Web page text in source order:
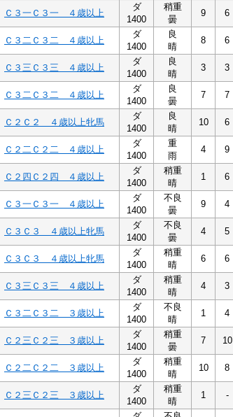
Ｃ３一Ｃ３一 ４歳以上
ダ
1400
稍重
曇
9 6
Ｃ３二Ｃ３二 ４歳以上
ダ
1400
良
晴
8 6
Ｃ３三Ｃ３三 ４歳以上
ダ
1400
良
晴
3 3
Ｃ３二Ｃ３二 ４歳以上
ダ
1400
良
曇
7 7
Ｃ２Ｃ２ ４歳以上牝馬
ダ
1400
良
晴
10 6
Ｃ２二Ｃ２二 ４歳以上
ダ
1400
重
雨
4 9
Ｃ２四Ｃ２四 ４歳以上
ダ
1400
稍重
晴
1 6
Ｃ３一Ｃ３一 ４歳以上
ダ
1400
不良
曇
9 4
Ｃ３Ｃ３ ４歳以上牝馬
ダ
1400
不良
曇
4 5
Ｃ３Ｃ３ ４歳以上牝馬
ダ
1400
稍重
晴
6 6
Ｃ３三Ｃ３三 ４歳以上
ダ
1400
稍重
晴
4 3
Ｃ３二Ｃ３二 ３歳以上
ダ
1400
不良
晴
1 4
Ｃ２三Ｃ２三 ３歳以上
ダ
1400
稍重
曇
7 10
Ｃ２二Ｃ２二 ３歳以上
ダ
1400
稍重
晴
10 8
Ｃ２三Ｃ２三 ３歳以上
ダ
1400
稍重
晴
1 -